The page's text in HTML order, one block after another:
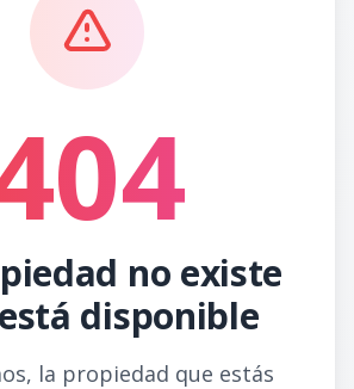
no existe
disponible
la propiedad que estás